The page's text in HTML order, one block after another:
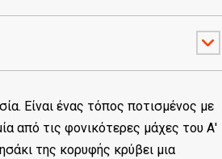
Είναι ένας τόπος ποτισμένος με
από τις φονικότερες μάχες του Α'
της κορυφής κρύβει μια